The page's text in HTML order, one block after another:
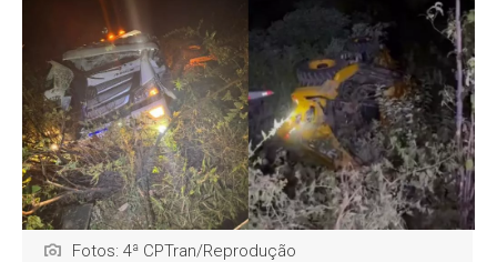
Fotos: 4ª CPTran/Reprodução